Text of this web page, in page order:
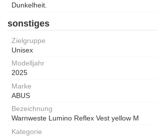
Dunkelheit.
sonstiges
Zielgruppe
Unisex
Modelljahr
2025
Marke
ABUS
Bezeichnung
Warnweste Lumino Reflex Vest yellow M
Kategorie